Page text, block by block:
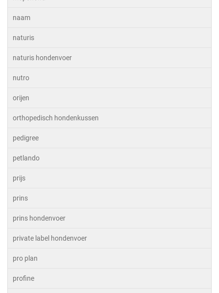
naam
naturis
naturis hondenvoer
nutro
orijen
orthopedisch hondenkussen
pedigree
petlando
prijs
prins
prins hondenvoer
private label hondenvoer
pro plan
profine